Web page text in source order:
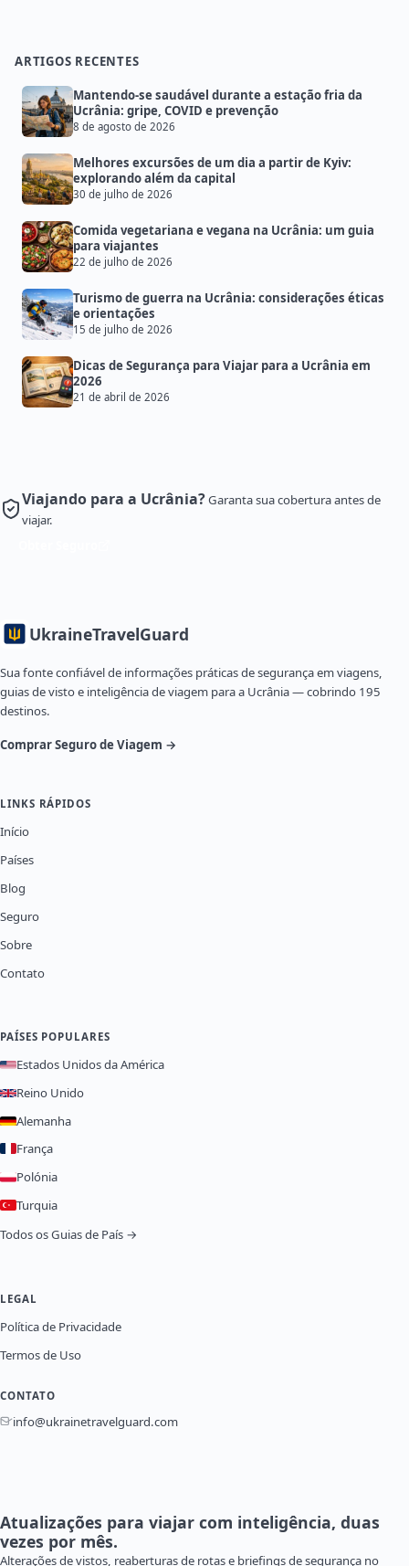
ARTIGOS RECENTES
Mantendo-se saudável durante a estação fria da
Ucrânia: gripe, COVID e prevenção
8 de agosto de 2026
Melhores excursões de um dia a partir de Kyiv:
explorando além da capital
30 de julho de 2026
Comida vegetariana e vegana na Ucrânia: um guia
para viajantes
22 de julho de 2026
Turismo de guerra na Ucrânia: considerações éticas
e orientações
15 de julho de 2026
Dicas de Segurança para Viajar para a Ucrânia em
2026
21 de abril de 2026
Viajando para a Ucrânia?Garanta sua cobertura antes de
viajar.
UkraineTravelGuard
Sua fonte confiável de informações práticas de segurança em viagens,
guias de visto e inteligência de viagem para a Ucrânia — cobrindo 195
destinos.
Comprar Seguro de Viagem →
LINKS RÁPIDOS
Início
Países
Blog
Seguro
Sobre
Contato
PAÍSES POPULARES
Estados Unidos da América
Reino Unido
Alemanha
França
Polónia
Turquia
Todos os Guias de País →
LEGAL
Política de Privacidade
Termos de Uso
CONTATO
info@ukrainetravelguard.com
Atualizações para viajar com inteligência, duas
vezes por mês.
Alterações de vistos, reaberturas de rotas e briefings de segurança no